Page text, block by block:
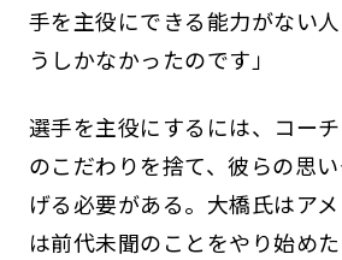
手を主役にできる能力がない
うしかなかったのです」
選手を主役にするには、コー
のこだわりを捨て、彼らの思
げる必要がある。大橋氏はア
は前代未聞のことをやり始め